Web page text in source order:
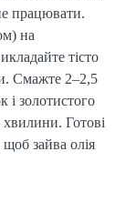
працювати.
на
тісто
Смажте 2–2,5
і золотистого
Готові
зайва олія